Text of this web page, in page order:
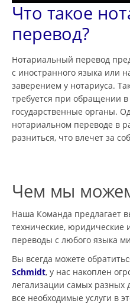
Что такое
перевод?
Нотариальный перевод
с иностранного языка или
заверением у нотариуса.
требуется при обращении
государственные органы.
нотариальном переводе в
разниться, что влечет за
Чем мы
Наша Команда предлагает
технические, юридические
переводы с любого языка
Вы всегда можете
Schmidt, у нас накоплен
легализации самых разных
все необходимые услуги в